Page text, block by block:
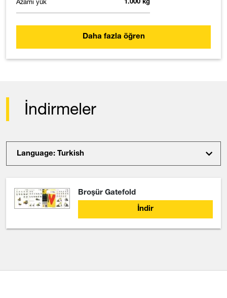
1.000 kg
Daha fazla öğren
İndirmeler
Language: Turkish
Broşür Gatefold
İndir